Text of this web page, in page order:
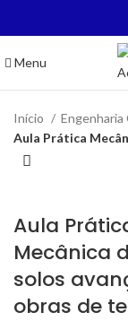
Menu
Início
Engenharia
Aula Prática
Aula
Mecânica
solos
obras de